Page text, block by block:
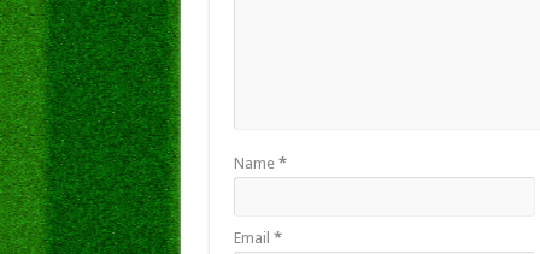
Name *
Email *